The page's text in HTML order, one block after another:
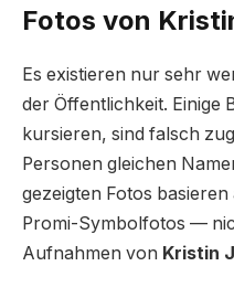
Fotos von
Es existieren nur sehr
der Öffentlichkeit. Einige
kursieren, sind falsch
Personen gleichen
gezeigten Fotos
Promi-Symbolfotos —
Aufnahmen von Kristin